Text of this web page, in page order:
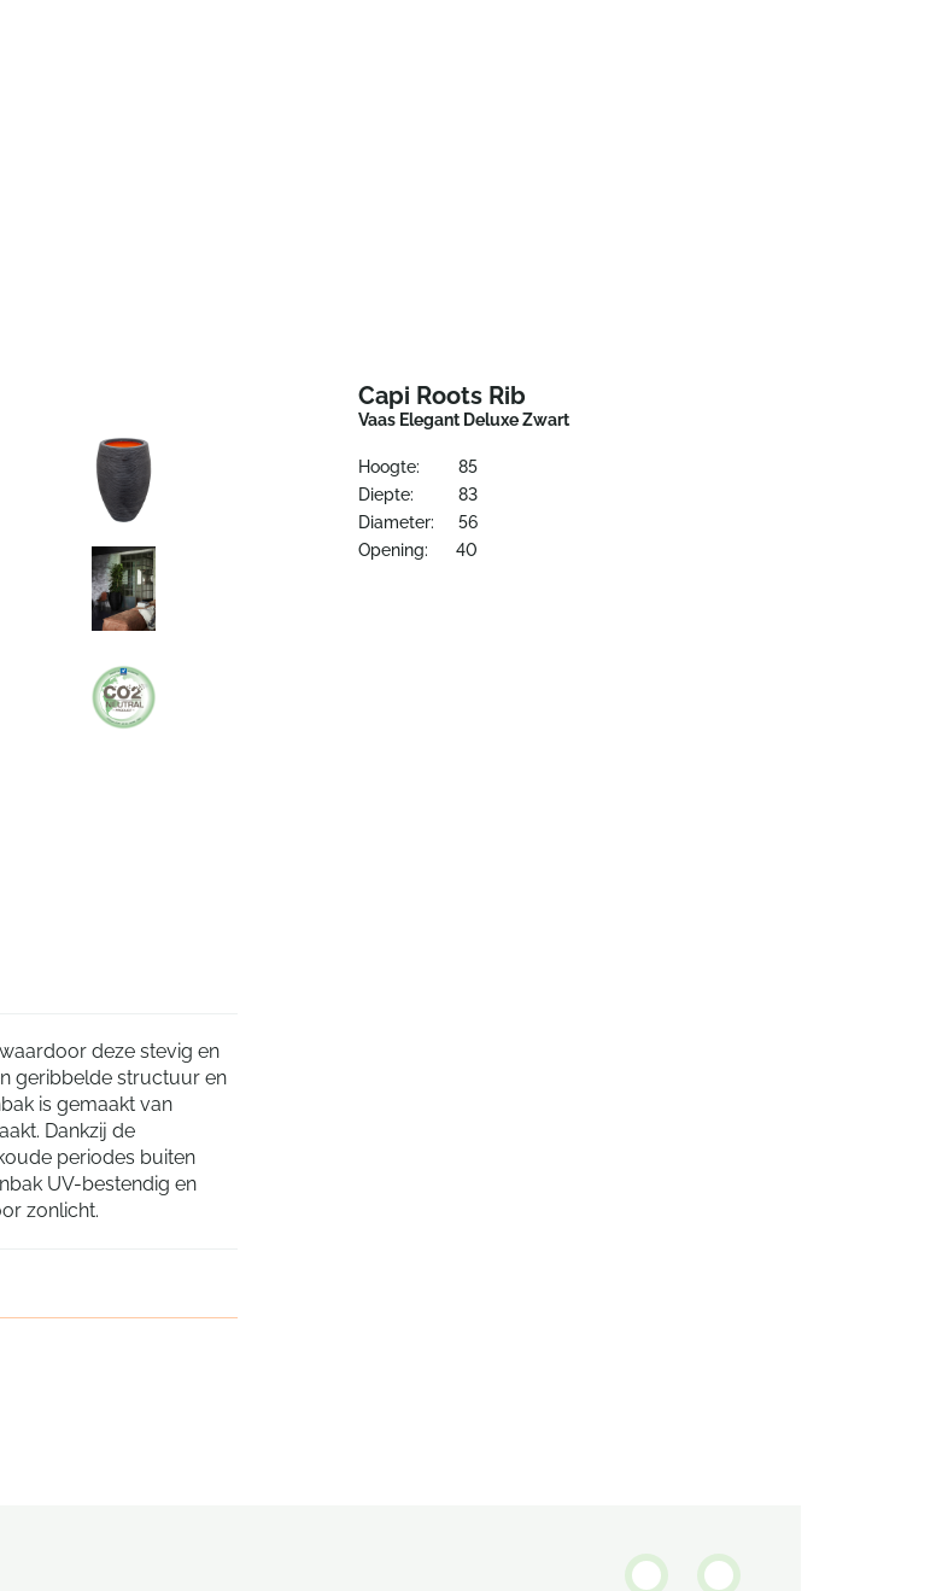
deze stevig en
geribbelde structuur en
is gemaakt van
Dankzij de
periodes buiten
UV-bestendig en
zonlicht.
Capi Roots Rib
Vaas Elegant Deluxe Zwart
Hoogte:
85
Diepte:
83
Diameter:
56
Opening:
40